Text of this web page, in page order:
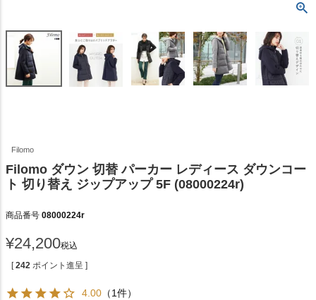
Filomo
Filomo ダウン 切替 パーカー レディース ダウンコー
ト 切り替え ジップアップ 5F (08000224r)
商品番号 08000224r
¥24,200税込
[ 242 ポイント進呈 ]
4.00 （1件）